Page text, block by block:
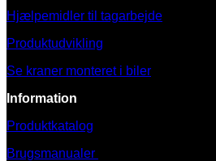
Hjælpemidler til tagarbejde
Produktudvikling
Se kraner monteret i biler
Information
Produktkatalog
Brugsmanualer